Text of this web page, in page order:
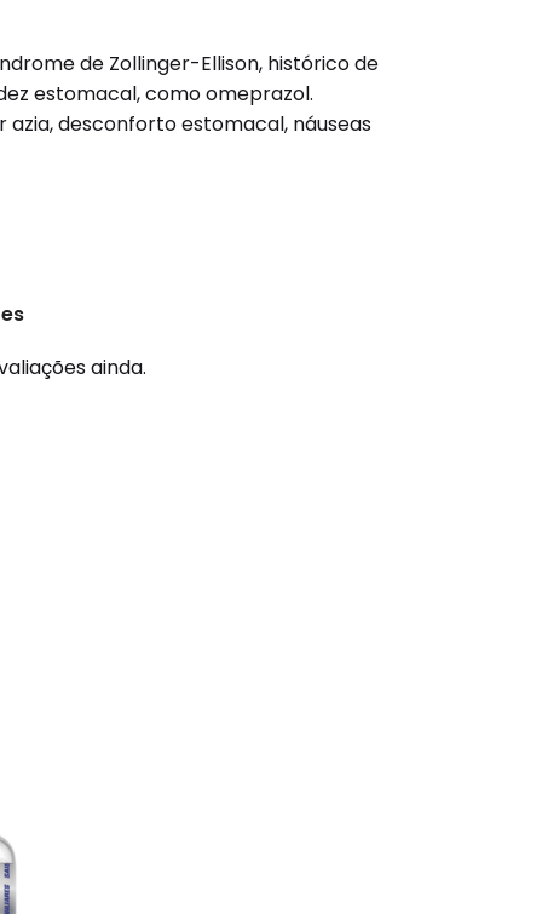
de Zollinger-Ellison, histórico de
estomacal, como omeprazol.
desconforto estomacal, náuseas
ainda.